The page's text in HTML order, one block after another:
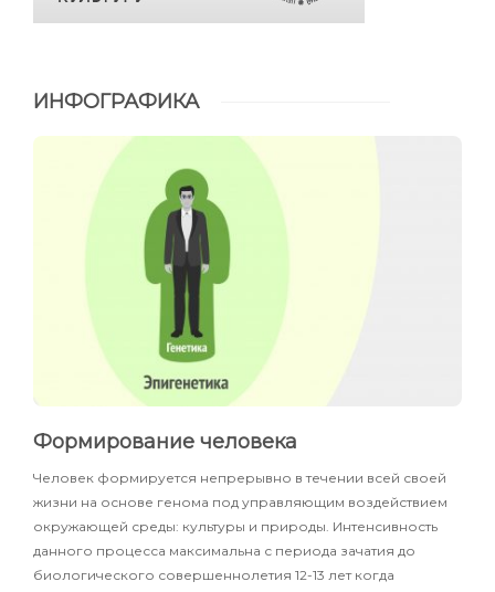
ИНФОГРАФИКА
Формирование человека
Человек формируется непрерывно в течении всей своей
жизни на основе генома под управляющим воздействием
окружающей среды: культуры и природы. Интенсивность
данного процесса максимальна с периода зачатия до
биологического совершеннолетия 12-13 лет когда